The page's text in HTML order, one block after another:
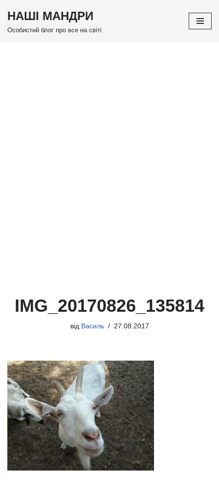
Перейти
НАШІ МАНДРИ
Особистий блог про все на світі
IMG_20170826_135814
від Василь 27.08.2017